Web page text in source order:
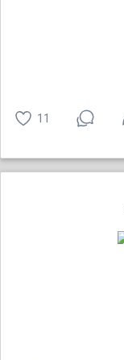
11